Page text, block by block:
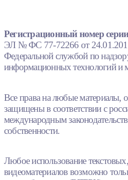
Регистрационный номер
ЭЛ № ФС 77-72266 от
Федеральной службой по
информационных технологий и
Все права на любые материалы,
защищены в соответствии с
международным
собственности.
Любое использование
видеоматериалов возможно